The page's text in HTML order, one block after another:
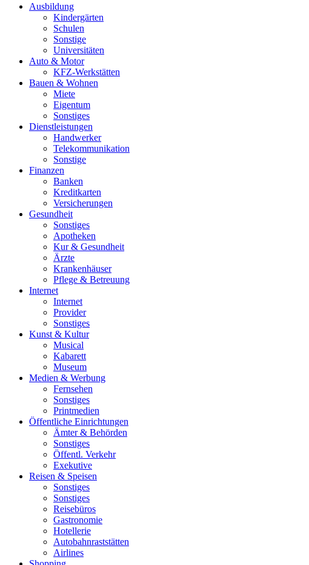
Ausbildung
Kindergärten
Schulen
Sonstige
Universitäten
Auto & Motor
KFZ-Werkstätten
Bauen & Wohnen
Miete
Eigentum
Sonstiges
Dienstleistungen
Handwerker
Telekommunikation
Sonstige
Finanzen
Banken
Kreditkarten
Versicherungen
Gesundheit
Sonstiges
Apotheken
Kur & Gesundheit
Ärzte
Krankenhäuser
Pflege & Betreuung
Internet
Internet
Provider
Sonstiges
Kunst & Kultur
Musical
Kabarett
Museum
Medien & Werbung
Fernsehen
Sonstiges
Printmedien
Öffentliche Einrichtungen
Ämter & Behörden
Sonstiges
Öffentl. Verkehr
Exekutive
Reisen & Speisen
Sonstiges
Sonstiges
Reisebüros
Gastronomie
Hotellerie
Autobahnraststätten
Airlines